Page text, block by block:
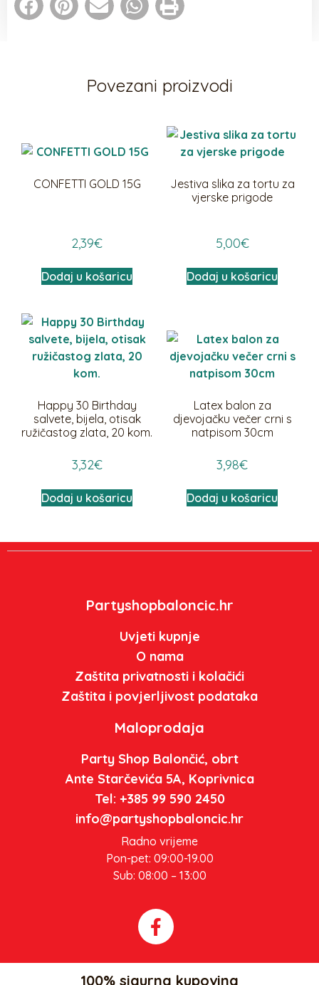
Povezani proizvodi
CONFETTI GOLD 15G
2,39€
Dodaj u košaricu
Jestiva slika za tortu za
vjerske prigode
5,00€
Dodaj u košaricu
Happy 30 Birthday
salvete, bijela, otisak
ružičastog zlata, 20 kom.
3,32€
Dodaj u košaricu
Latex balon za
djevojačku večer crni s
natpisom 30cm
3,98€
Dodaj u košaricu
Partyshopbaloncic.hr
Uvjeti kupnje
O nama
Zaštita privatnosti i kolačići
Zaštita i povjerljivost podataka
Maloprodaja
Party Shop Balončić, obrt
Ante Starčevića 5A, Koprivnica
Tel: +385 99 590 2450
info@partyshopbaloncic.hr
Radno vrijeme
Pon-pet: 09:00-19.00
Sub: 08:00 – 13:00
100% sigurna kupovina